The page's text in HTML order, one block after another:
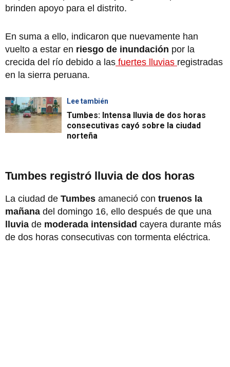
brinden apoyo para el distrito.
En suma a ello, indicaron que nuevamente han
vuelto a estar en riesgo de inundación por la
crecida del río debido a las fuertes lluvias registradas
en la sierra peruana.
Lee también
Tumbes: Intensa lluvia de dos horas
consecutivas cayó sobre la ciudad
norteña
Tumbes registró lluvia de dos horas
La ciudad de Tumbes amaneció con truenos la
mañana del domingo 16, ello después de que una
lluvia de moderada intensidad cayera durante más
de dos horas consecutivas con tormenta eléctrica.